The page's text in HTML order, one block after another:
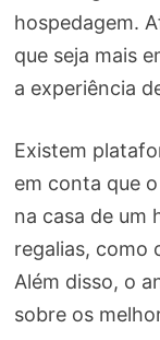
hospedagem.
que seja mais
a experiência
Existem
em conta que
na casa de um
regalias, como
Além disso, o
sobre os